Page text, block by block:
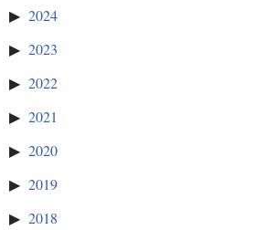
2024
2023
2022
2021
2020
2019
2018